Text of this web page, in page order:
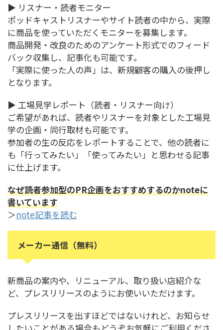
▶ リスナー・読者モニター
ポッドキャストリスナーやサイト読者の中から、実際
に商品を使っていただくモニターを募集します。
商品開発・改良のためのアンケート形式でのフィード
バック収集し、記事化も可能です。
「実際に使った人の声」は、新規顧客の購入の後押し
となります。
▶ 工場見学レポート（読者・リスナー向け）
ご希望があれば、読者やリスナーを対象とした工場見
学の企画・同行取材も可能です。
参加者の生の反応をレポートすることで、他の読者に
も「行ってみたい」「使ってみたい」と思わせる記事
に仕上げます。
なぜ読者参加型のPR企画をおすすめするのかnoteに
書いています
＞note記事を読む
メーカー通信（無料）
新商品の案内や、リニューアル、取り扱い店紹介な
ど、プレスリリースのようにお使いいただけます。
プレスリリースを出すほどではないけれど、お知らせ